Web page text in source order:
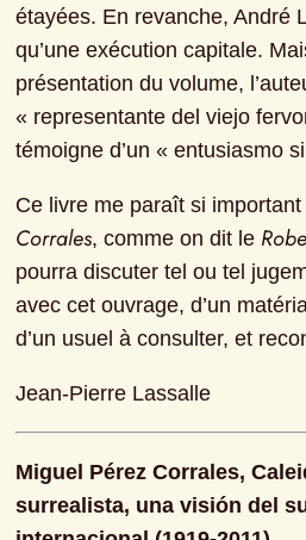
étayées. En revanche, André
qu’une exécution capitale.
présentation du volume,
« representante del viejo
témoigne d’un « entusiasmo
Corrales, comme on dit le
pourra discuter tel ou tel
avec cet ouvrage, d’un
d’un usuel à consulter, et
Jean-Pierre Lassalle
Miguel Pérez Corrales,
surrealista, una visión del